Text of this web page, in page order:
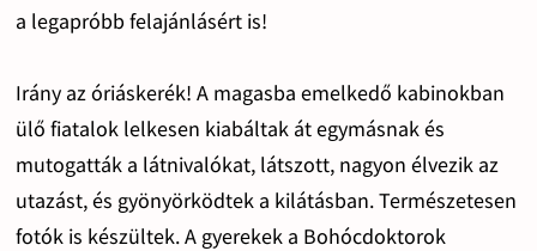
a legapróbb felajánlásért is!
Irány az óriáskerék! A magasba emelkedő kabinokban
ülő fiatalok lelkesen kiabáltak át egymásnak és
mutogatták a látnivalókat, látszott, nagyon élvezik az
utazást, és gyönyörködtek a kilátásban. Természetesen
fotók is készültek. A gyerekek a Bohócdoktorok